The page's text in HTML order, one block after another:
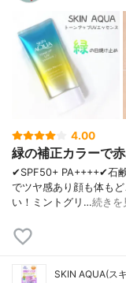
4.00
緑の補正カラーで
✔︎SPF50+ PA++++✔︎石
でツヤ感あり顔も体も
い！ミントグリ…続きを
SKIN AQUA(ス